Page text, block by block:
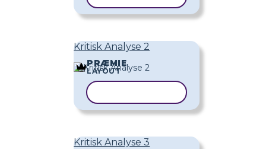
Kritisk Analyse 2
PRÆMIE
LAYOUT
Kritisk Analyse 3